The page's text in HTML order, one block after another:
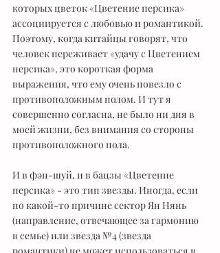
которых цветок «Цветение персика»
ассоциируется с любовью и романтикой.
Поэтому, когда китайцы говорят, что
человек переживает «удачу с Цветением
персика», это короткая форма
выражения, что ему очень повезло с
противоположным полом. И тут я
совершенно согласна, не было ни дня в
моей жизни, без внимания со стороны
противоположного пола.
И в фэн-шуй, и в бацзы «Цветение
персика» - это тип звезды. Иногда, если
по какой-то причине сектор Ян Нянь
(направление, отвечающее за гармонию
в семье) или звезда №4 (звезда